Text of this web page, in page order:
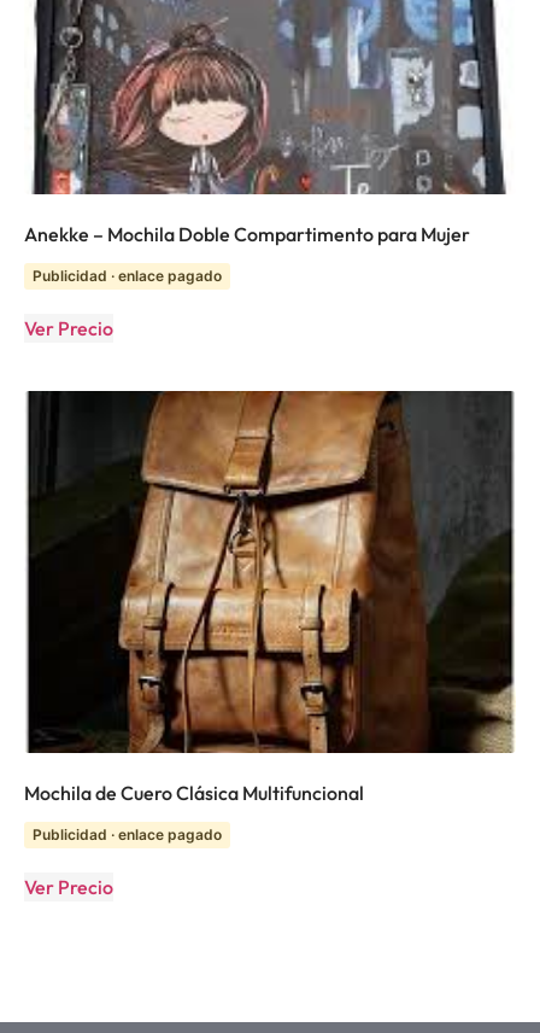
Anekke – Mochila Doble Compartimento para Mujer
Publicidad · enlace pagado
Ver Precio
Mochila de Cuero Clásica Multifuncional
Publicidad · enlace pagado
Ver Precio